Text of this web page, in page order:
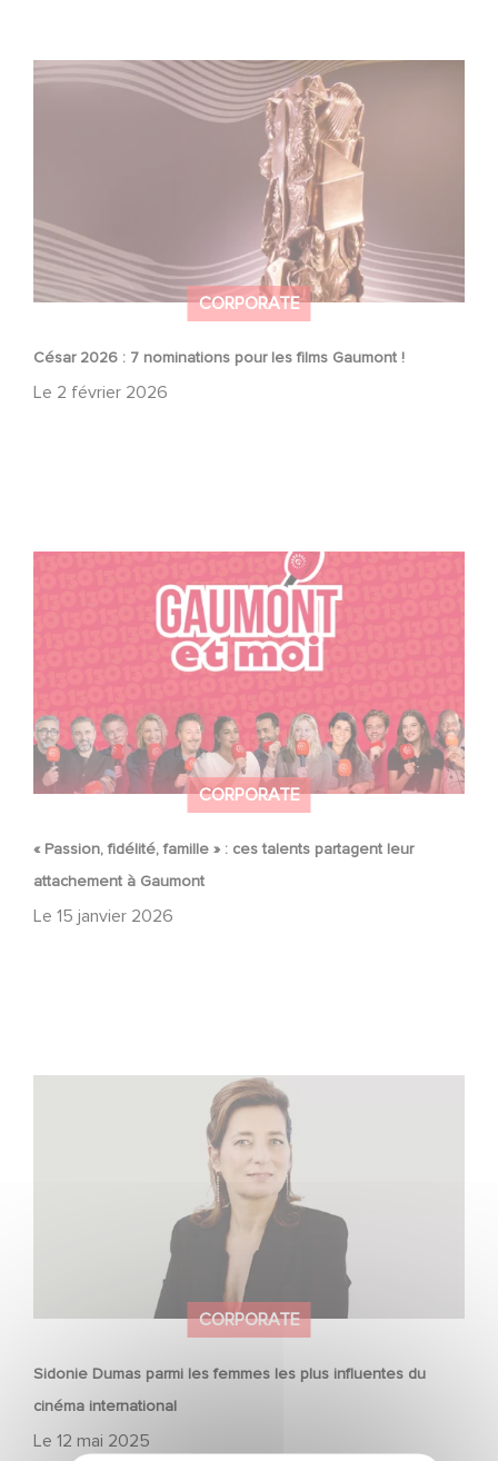
CORPORATE
César 2026 : 7 nominations pour les films Gaumont !
Le 2 février 2026
César 2026 : 7 nominations pour les films Gaumont !
CORPORATE
« Passion, fidélité, famille » : ces talents partagent leur
attachement à Gaumont
Le 15 janvier 2026
« Passion, fidélité, famille » : ces talents partagent leur
attachement à Gaumont
CORPORATE
Sidonie Dumas parmi les femmes les plus influentes du
cinéma international
Le 12 mai 2025
Sidonie Dumas parmi les femmes les plus influentes du